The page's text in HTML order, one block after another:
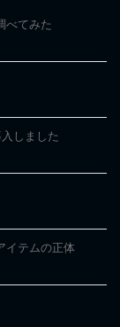
べてみた
しました
イテムの正体